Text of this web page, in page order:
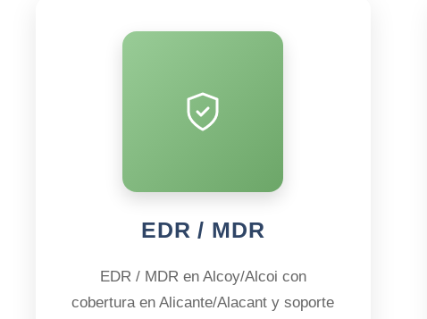
EDR / MDR
EDR / MDR en Alcoy/Alcoi con
cobertura en Alicante/Alacant y soporte